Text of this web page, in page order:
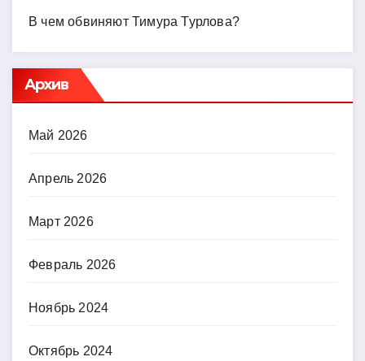
В чем обвиняют Тимура Турлова?
Архив
Май 2026
Апрель 2026
Март 2026
Февраль 2026
Ноябрь 2024
Октябрь 2024